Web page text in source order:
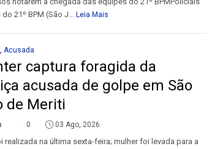
21º BPM (São J... Leia Mais
, Acusada
captura foragida da
acusada de golpe em São
de Meriti
0 03 Ago, 2026
realizada na última sexta-feira; mulher foi levada para a